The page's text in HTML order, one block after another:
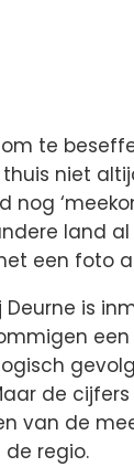
te
niet
nog
land
een foto
is
de
van de
de regio.